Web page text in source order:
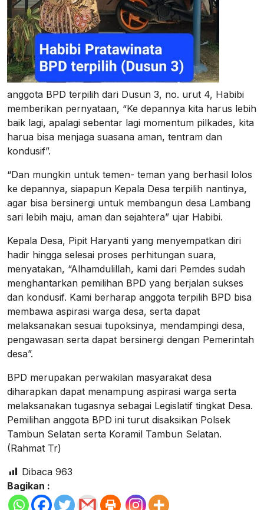
anggota BPD terpilih dari Dusun 3, no. urut 4, Habibi
memberikan pernyataan, “Ke depannya kita harus lebih
baik lagi, apalagi sebentar lagi momentum pilkades, kita
harua bisa menjaga suasana aman, tentram dan
kondusif”.
“Dan mungkin untuk temen- teman yang berhasil lolos
ke depannya, siapapun Kepala Desa terpilih nantinya,
agar bisa bersinergi untuk membangun desa Lambang
sari lebih maju, aman dan sejahtera” ujar Habibi.
Kepala Desa, Pipit Haryanti yang menyempatkan diri
hadir hingga selesai proses perhitungan suara,
menyatakan, “Alhamdulillah, kami dari Pemdes sudah
menghantarkan pemilihan BPD yang berjalan sukses
dan kondusif. Kami berharap anggota terpilih BPD bisa
membawa aspirasi warga desa, serta dapat
melaksanakan sesuai tupoksinya, mendampingi desa,
pengawasan serta dapat bersinergi dengan Pemerintah
desa”.
BPD merupakan perwakilan masyarakat desa
diharapkan dapat menampung aspirasi warga serta
melaksanakan tugasnya sebagai Legislatif tingkat Desa.
Pemilihan anggota BPD ini turut disaksikan Polsek
Tambun Selatan serta Koramil Tambun Selatan.
(Rahmat Tr)
Dibaca 963
Bagikan :